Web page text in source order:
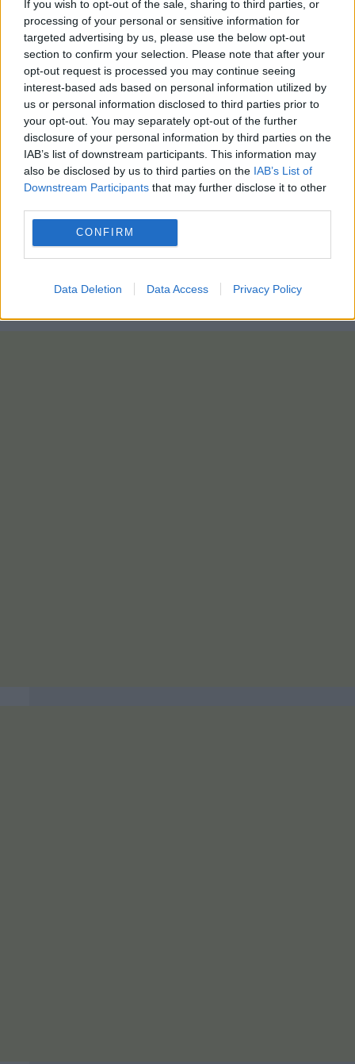
If you wish to opt-out of the sale, sharing to third parties, or
processing of your personal or sensitive information for
targeted advertising by us, please use the below opt-out
section to confirm your selection. Please note that after your
opt-out request is processed you may continue seeing
interest-based ads based on personal information utilized by
us or personal information disclosed to third parties prior to
your opt-out. You may separately opt-out of the further
disclosure of your personal information by third parties on the
IAB’s list of downstream participants. This information may
also be disclosed by us to third parties on the IAB’s List of
Downstream Participants that may further disclose it to other
CONFIRM
Data Deletion Data Access Privacy Policy
περιοχές.
Αν και ήταν πολύ μακριά για να κερδίσει τον
διαγωνισμό, η Saray Carrillo σίγουρα θα μείνει στην
ιστορία του MasterChef.
photo: pixabay